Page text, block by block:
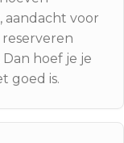
aandacht voor
hoef je je
goed is.